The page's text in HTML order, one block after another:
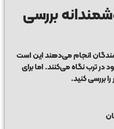
بررسی
انجام می‌دهند این است
در ترب نگاه می‌کنند. اما برای
بررسی کنید.